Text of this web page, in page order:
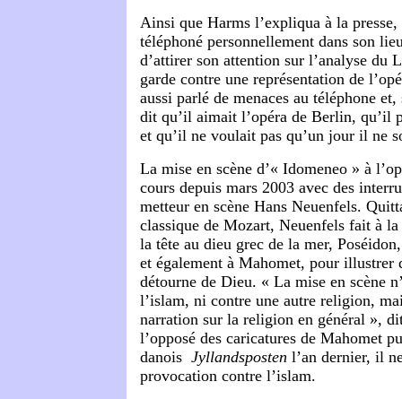
Ainsi que Harms l’expliqua à la
téléphoné personnellement dans son
d’attirer son attention sur l’analyse du
garde contre une représentation de
aussi parlé de menaces au téléphone
dit qu’il aimait l’opéra de Berlin, qu’il
et qu’il ne voulait pas qu’un jour il ne
La mise en scène d’« Idomeneo » à
cours depuis mars 2003 avec des
metteur en scène Hans Neuenfels.
classique de Mozart, Neuenfels fait à
la tête au dieu grec de la mer,
et également à Mahomet, pour illustrer
détourne de Dieu. « La mise en scène
l’islam, ni contre une autre religion,
narration sur la religion en général »,
l’opposé des caricatures de Mahomet
danois Jyllandsposten l’an dernier, il
provocation contre l’islam.